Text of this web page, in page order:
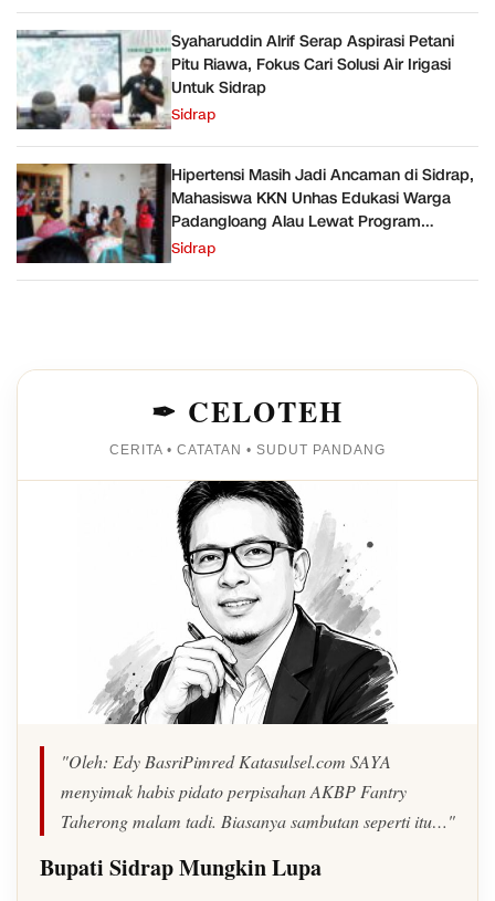
Syaharuddin Alrif Serap Aspirasi Petani
Pitu Riawa, Fokus Cari Solusi Air Irigasi
Untuk Sidrap
Sidrap
Hipertensi Masih Jadi Ancaman di Sidrap,
Mahasiswa KKN Unhas Edukasi Warga
Padangloang Alau Lewat Program
SEHATI
Sidrap
✒ CELOTEH
CERITA • CATATAN • SUDUT PANDANG
"Oleh: Edy BasriPimred Katasulsel.com SAYA
menyimak habis pidato perpisahan AKBP Fantry
Taherong malam tadi. Biasanya sambutan seperti itu…"
Bupati Sidrap Mungkin Lupa